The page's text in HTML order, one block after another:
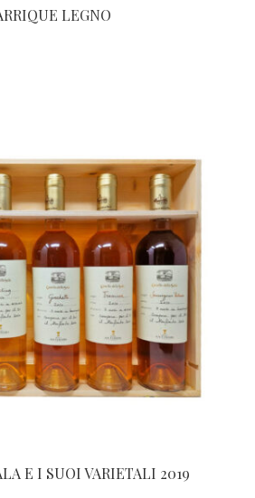
LEGNO
E I SUOI VARIETALI 2019